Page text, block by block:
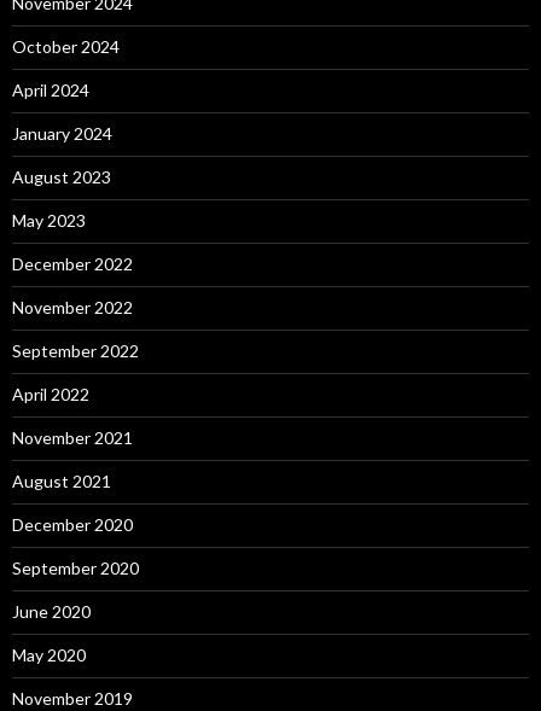
October 2024
April 2024
January 2024
August 2023
May 2023
December 2022
November 2022
September 2022
April 2022
November 2021
August 2021
December 2020
September 2020
June 2020
May 2020
November 2019